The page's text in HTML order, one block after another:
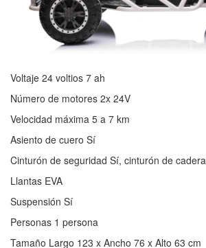
Voltaje 24 voltios 7 ah
Número de motores 2x 24V
Velocidad máxima 5 a 7 km
Asiento de cuero Sí
Cinturón de seguridad Sí, cinturón de cadera
Llantas EVA
Suspensión Sí
Personas 1 persona
Tamaño Largo 123 x Ancho 76 x Alto 63 cm